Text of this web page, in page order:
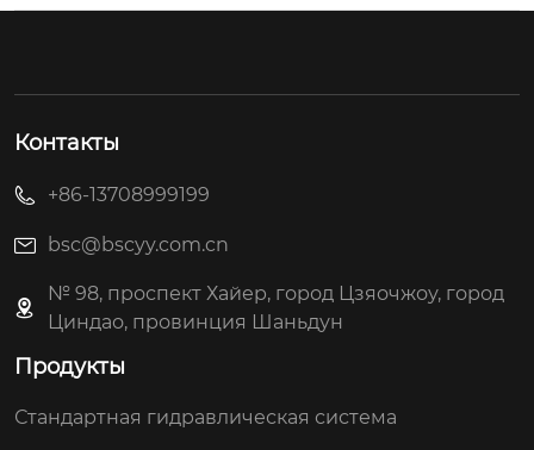
Контакты
+86-13708999199
bsc@bscyy.com.cn
№ 98, проспект Хайер, город Цзяочжоу, город
Циндао, провинция Шаньдун
Продукты
Стандартная гидравлическая система